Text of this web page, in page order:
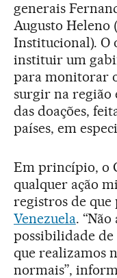
generais
Augusto Heleno
Institucional). O
instituir um
para monitorar
surgir na região
das doações,
países, em
Em princípio, o
qualquer ação
registros de que
Venezuela.
possibilidade de
que realizamos
normais”,